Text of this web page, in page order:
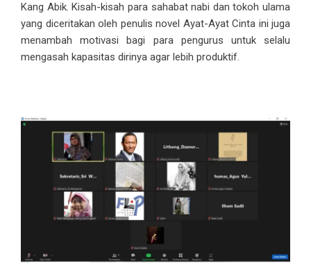
Kang Abik. Kisah-kisah para sahabat nabi dan tokoh ulama
yang diceritakan oleh penulis novel Ayat-Ayat Cinta ini juga
menambah motivasi bagi para pengurus untuk selalu
mengasah kapasitas dirinya agar lebih produktif.